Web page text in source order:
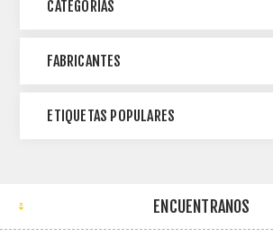
CATEGORÍAS
FABRICANTES
ETIQUETAS POPULARES
ENCUENTRANOS